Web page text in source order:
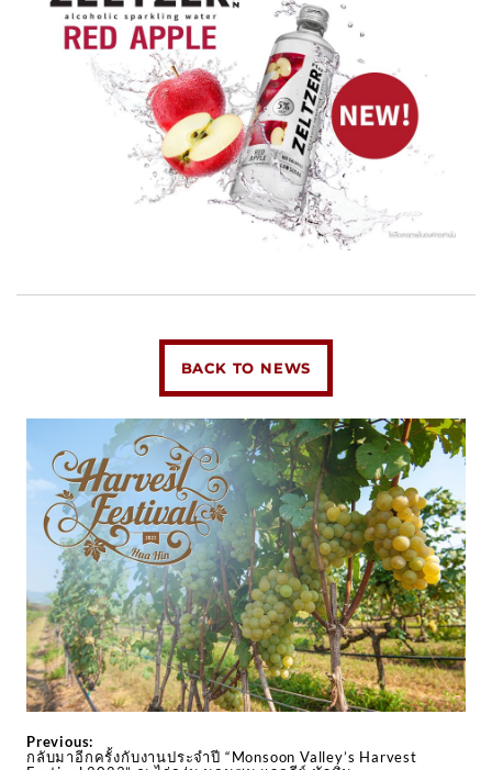
BACK TO NEWS
Previous:
กลับมาอีกครั้งกับงานประจำปี “Monsoon Valley’s Harvest